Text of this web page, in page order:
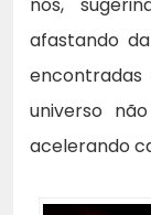
afastando
universo
acelerando